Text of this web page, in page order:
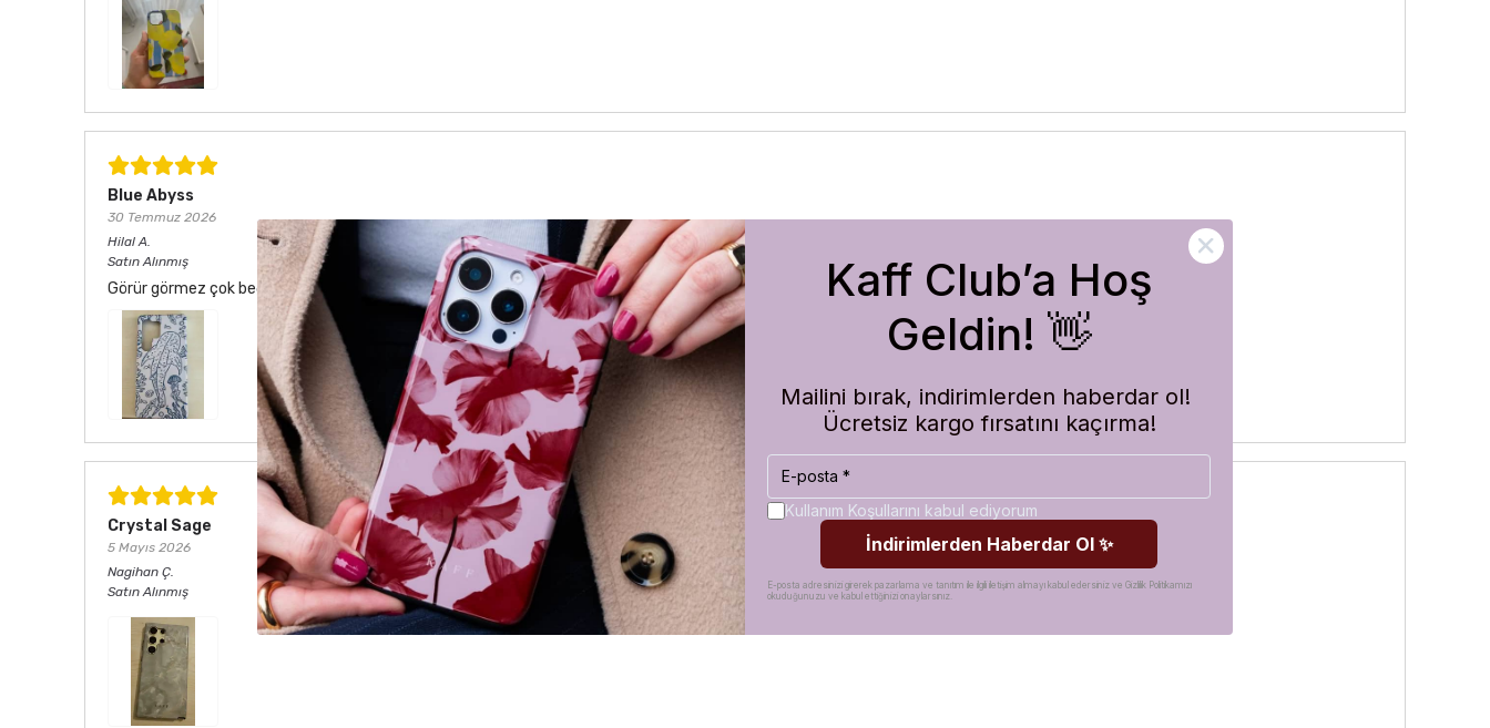
Blue Abyss
30 Temmuz 2026
Hilal A.
Satın Alınmış
Görür görmez çok beğendim. Hem desen olarak çok şık hem de koruma olarak çok güvenilir. Ayrıca hızlı kargolama için teşekkürler
Crystal Sage
5 Mayıs 2026
Nagihan Ç.
Satın Alınmış
Kaff Club’a Hoş
Geldin! 👋
Mailini bırak, indirimlerden haberdar ol!
Ücretsiz kargo fırsatını kaçırma!
Kullanım Koşullarını kabul ediyorum
İndirimlerden Haberdar Ol ✨
E-posta adresinizi girerek pazarlama ve tanıtım ile ilgili iletişim almayı kabul edersiniz ve Gizlilik Politikamızı
okuduğunuzu ve kabul ettiğinizi onaylarsınız.